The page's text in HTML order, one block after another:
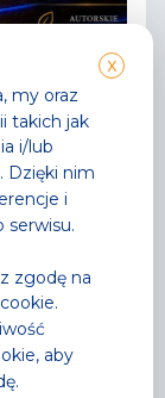
X
my oraz
takich jak
i/lub
Dzięki nim
i
serwisu.
zgodę na
aby